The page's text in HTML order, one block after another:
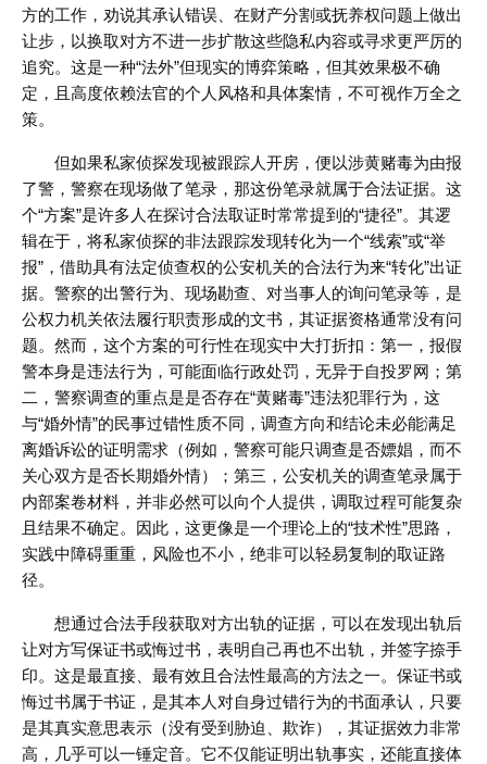
方的工作，劝说其承认错误、在财产分割或抚养权问题上做出
让步，以换取对方不进一步扩散这些隐私内容或寻求更严厉的
追究。这是一种“法外”但现实的博弈策略，但其效果极不确
定，且高度依赖法官的个人风格和具体案情，不可视作万全之
策。
但如果私家侦探发现被跟踪人开房，便以涉黄赌毒为由报
了警，警察在现场做了笔录，那这份笔录就属于合法证据。这
个“方案”是许多人在探讨合法取证时常常提到的“捷径”。其逻
辑在于，将私家侦探的非法跟踪发现转化为一个“线索”或“举
报”，借助具有法定侦查权的公安机关的合法行为来“转化”出证
据。警察的出警行为、现场勘查、对当事人的询问笔录等，是
公权力机关依法履行职责形成的文书，其证据资格通常没有问
题。然而，这个方案的可行性在现实中大打折扣：第一，报假
警本身是违法行为，可能面临行政处罚，无异于自投罗网；第
二，警察调查的重点是是否存在“黄赌毒”违法犯罪行为，这
与“婚外情”的民事过错性质不同，调查方向和结论未必能满足
离婚诉讼的证明需求（例如，警察可能只调查是否嫖娼，而不
关心双方是否长期婚外情）；第三，公安机关的调查笔录属于
内部案卷材料，并非必然可以向个人提供，调取过程可能复杂
且结果不确定。因此，这更像是一个理论上的“技术性”思路，
实践中障碍重重，风险也不小，绝非可以轻易复制的取证路
径。
想通过合法手段获取对方出轨的证据，可以在发现出轨后
让对方写保证书或悔过书，表明自己再也不出轨，并签字捺手
印。这是最直接、最有效且合法性最高的方法之一。保证书或
悔过书属于书证，是其本人对自身过错行为的书面承认，只要
是其真实意思表示（没有受到胁迫、欺诈），其证据效力非常
高，几乎可以一锤定音。它不仅能证明出轨事实，还能直接体